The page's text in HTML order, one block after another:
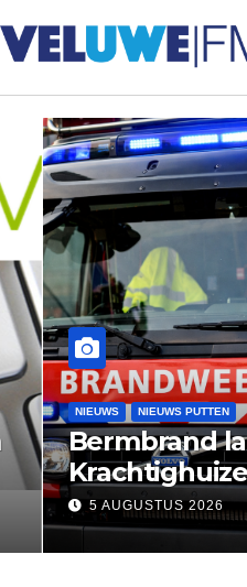
NIEUWS NIEUWS PUTTEN
Bermbrand
5 AUGUSTUS 2026